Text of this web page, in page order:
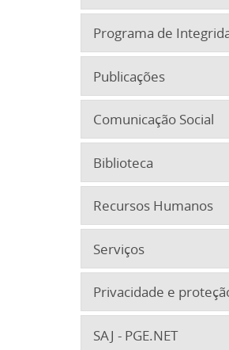
Programa de
Publicações
Comunicação Social
Biblioteca
Recursos Humanos
Serviços
Privacidade e
SAJ - PGE.NET